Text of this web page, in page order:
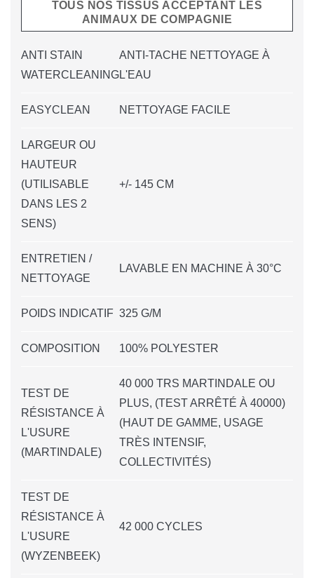
TOUS NOS TISSUS ACCEPTANT LES
ANIMAUX DE COMPAGNIE
ANTI STAIN
WATERCLEANING
ANTI-TACHE NETTOYAGE À
L'EAU
EASYCLEAN NETTOYAGE FACILE
LARGEUR OU
HAUTEUR
(UTILISABLE
DANS LES 2
SENS)
+/- 145 CM
ENTRETIEN /
NETTOYAGE
LAVABLE EN MACHINE À 30°C
POIDS INDICATIF 325 G/M
COMPOSITION 100% POLYESTER
TEST DE
RÉSISTANCE À
L'USURE
(MARTINDALE)
40 000 TRS MARTINDALE OU
PLUS, (TEST ARRÊTÉ À 40000)
(HAUT DE GAMME, USAGE
TRÈS INTENSIF,
COLLECTIVITÉS)
TEST DE
RÉSISTANCE À
L'USURE
(WYZENBEEK)
42 000 CYCLES